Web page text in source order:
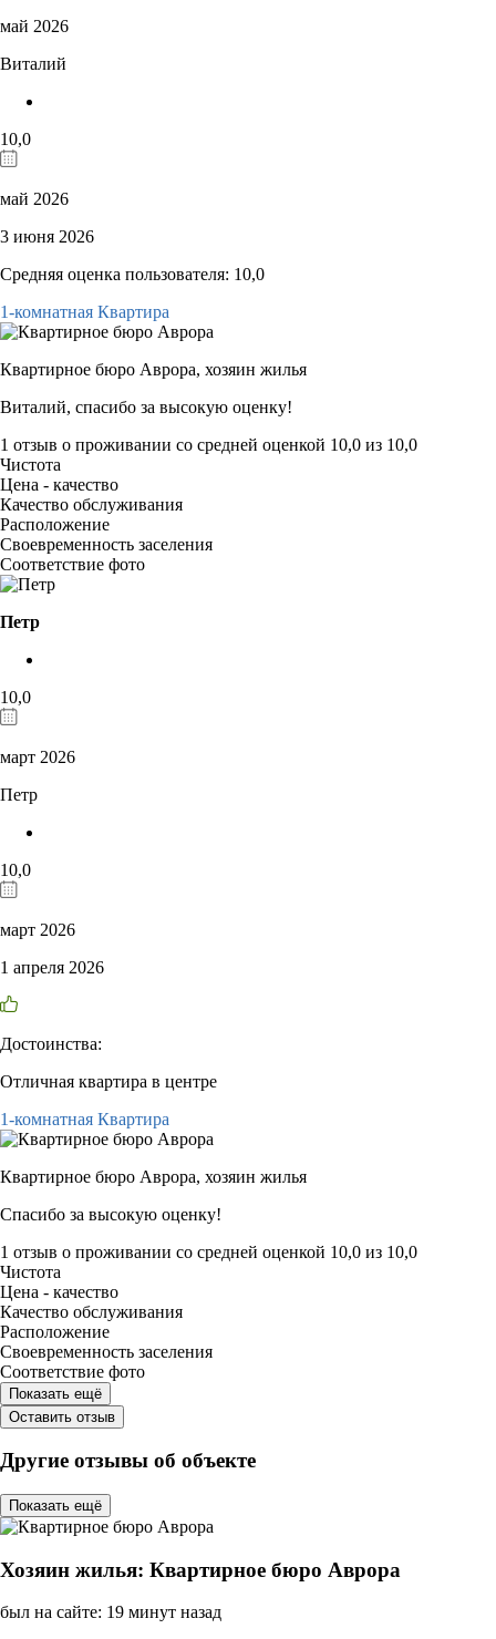
май 2026
Виталий
10,0
май 2026
3 июня 2026
Средняя оценка пользователя: 10,0
1-комнатная Квартира
Квартирное бюро Аврора, хозяин жилья
Виталий, спасибо за высокую оценку!
1 отзыв о проживании со средней оценкой 10,0 из 10,0
Чистота
Цена - качество
Качество обслуживания
Расположение
Своевременность заселения
Соответствие фото
Петр
10,0
март 2026
Петр
10,0
март 2026
1 апреля 2026
Достоинства:
Отличная квартира в центре
1-комнатная Квартира
Квартирное бюро Аврора, хозяин жилья
Спасибо за высокую оценку!
1 отзыв о проживании со средней оценкой 10,0 из 10,0
Чистота
Цена - качество
Качество обслуживания
Расположение
Своевременность заселения
Соответствие фото
Показать ещё
Оставить отзыв
Другие отзывы об объекте
Показать ещё
Хозяин жилья: Квартирное бюро Аврора
был на сайте: 19 минут назад